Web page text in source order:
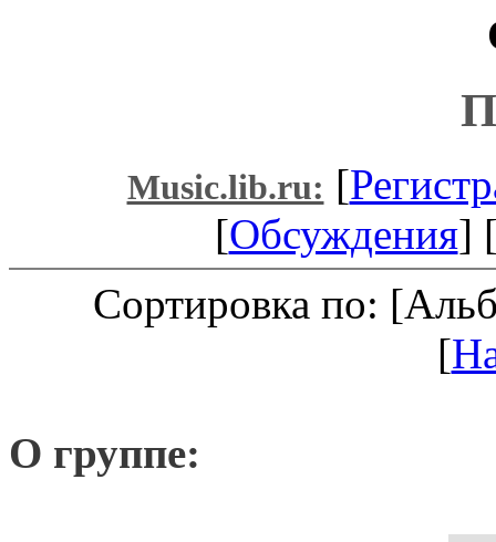
Music.lib.ru: [
[Обсуждения]
Сортировка по:
[
О группе: